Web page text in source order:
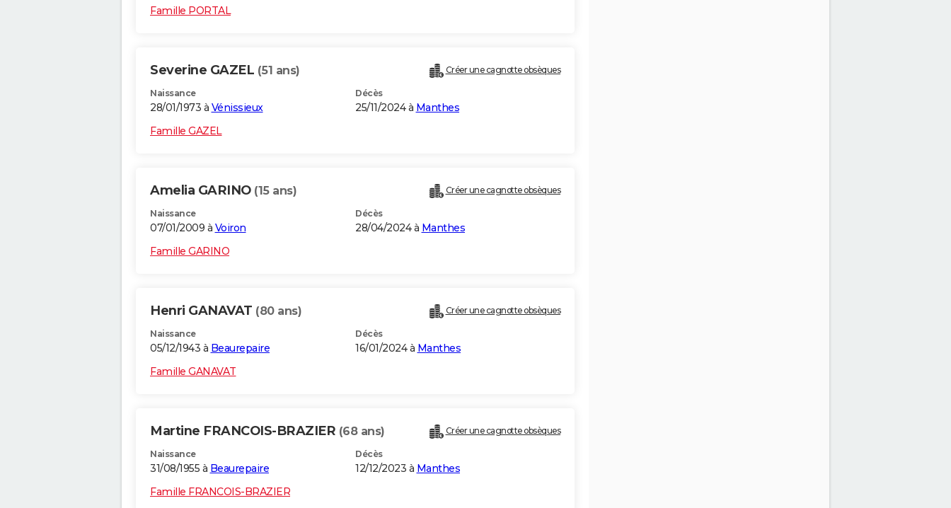
Famille PORTAL
Severine GAZEL (51 ans) Créer une cagnotte obsèques
Naissance
28/01/1973 à Vénissieux
Décès
25/11/2024 à Manthes
Famille GAZEL
Amelia GARINO (15 ans) Créer une cagnotte obsèques
Naissance
07/01/2009 à Voiron
Décès
28/04/2024 à Manthes
Famille GARINO
Henri GANAVAT (80 ans) Créer une cagnotte obsèques
Naissance
05/12/1943 à Beaurepaire
Décès
16/01/2024 à Manthes
Famille GANAVAT
Martine FRANCOIS-BRAZIER (68 ans) Créer une cagnotte obsèques
Naissance
31/08/1955 à Beaurepaire
Décès
12/12/2023 à Manthes
Famille FRANCOIS-BRAZIER